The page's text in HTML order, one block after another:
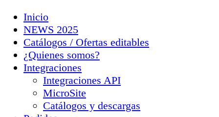
Inicio
NEWS 2025
Catálogos / Ofertas editables
¿Quienes somos?
Integraciones
Integraciones API
MicroSite
Catálogos y descargas